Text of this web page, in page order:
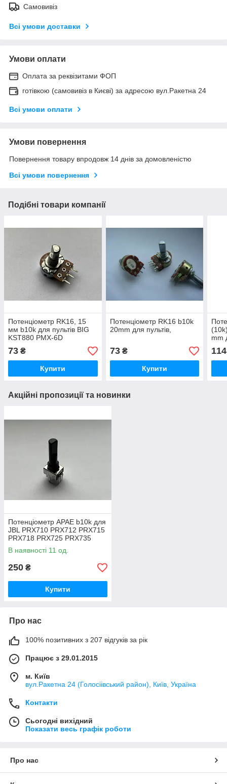
Самовивіз
Всі умови доставки
Умови оплати
Оплата за реквізитами ФОП
готівкою (самовивіз в Києві) за адресою вул.Ракетна 24
Всі умови оплати
Умови повернення
Повернення товару впродовж 14 днів за домовленістю
Всі умови повернення
Подібні товари компанії
Потенціометр RK16, 15
мм b10k для пультів BIG
KST880 PMX-6D
73 ₴
Купити
Потенціометр RK16 b10k
20mm для пультів,
73₴
Купити
mm
114
Акційні пропозиції та новинки
Потенціометр APAE b10k для
JBL PRX710 PRX712 PRX715
PRX718 PRX725 PRX735
PRX815 PRX835 PRX825
В наявності 11 од.
250 ₴
Купити
Про нас
100% позитивних з 207 відгуків за рік
Працює з 29.01.2015
м. Київ
вул.Ракетна 24 (Голосіівський район), Київ, Україна
Контакти
Сьогодні вихідний
Показати весь графік роботи
Про нас